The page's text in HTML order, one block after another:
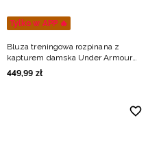
Tylko w APP 🔥
Bluza treningowa rozpinana z
kapturem damska Under Armour
Unstoppable Fleece FZ - biała
449,99 zł